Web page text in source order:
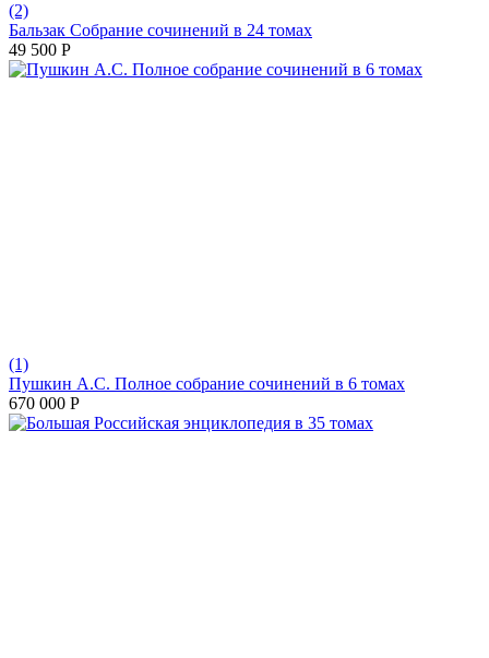
(2)
Бальзак Собрание сочинений в 24 томах
49 500 Р
(1)
Пушкин А.С. Полное собрание сочинений в 6 томах
670 000 Р